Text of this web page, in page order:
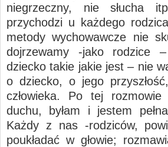
niegrzeczny, nie słucha
przychodzi u każdego
metody wychowawcze nie
dojrzewamy -jako rodzice
dziecko takie jakie jest – nie
o dziecko, o jego
człowieka. Po tej rozmowie
duchu, byłam i jestem
Każdy z nas -rodziców,
poukładać w głowie;